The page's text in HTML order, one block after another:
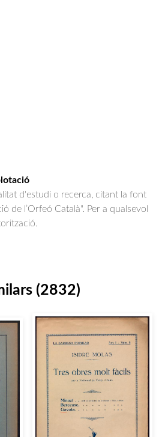
d'estudi o recerca, citant la font
de l’Orfeó Català". Per a qualsevol
(2832)